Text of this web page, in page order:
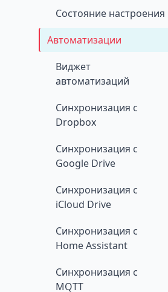
Состояние настроения
Автоматизации
Виджет
автоматизаций
Синхронизация с
Dropbox
Синхронизация с
Google Drive
Синхронизация с
iCloud Drive
Синхронизация с
Home Assistant
Синхронизация с
MQTT